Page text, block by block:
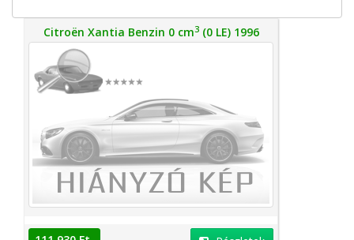
Citroën Xantia Benzin 0 cm3(0 LE) 1996